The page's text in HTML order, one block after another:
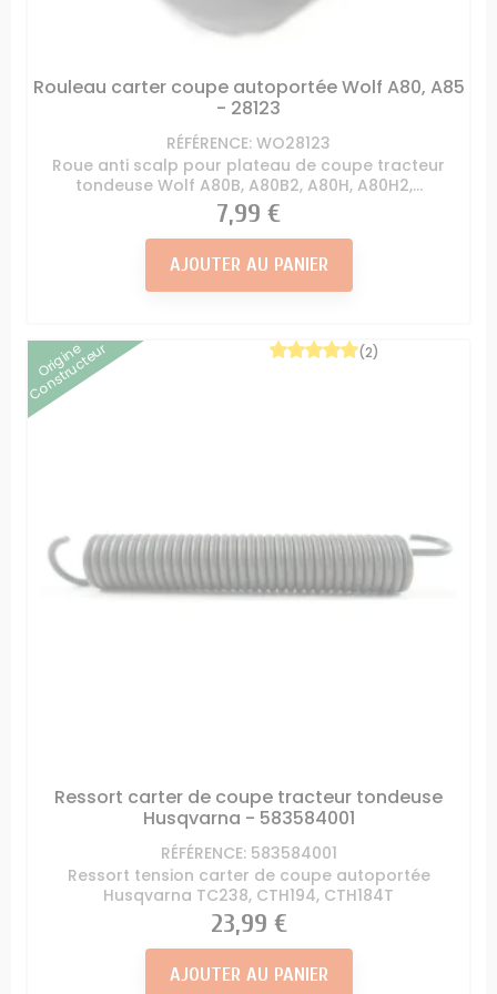
Rouleau carter coupe autoportée Wolf A80, A85
- 28123
RÉFÉRENCE: WO28123
Roue anti scalp pour plateau de coupe tracteur
tondeuse Wolf A80B, A80B2, A80H, A80H2,...
Prix
7,99 €
AJOUTER AU PANIER
Origine
Constructeur
Ressort carter de coupe tracteur tondeuse
Husqvarna - 583584001
RÉFÉRENCE: 583584001
Ressort tension carter de coupe autoportée
Husqvarna TC238, CTH194, CTH184T
(2)
Prix
23,99 €
AJOUTER AU PANIER